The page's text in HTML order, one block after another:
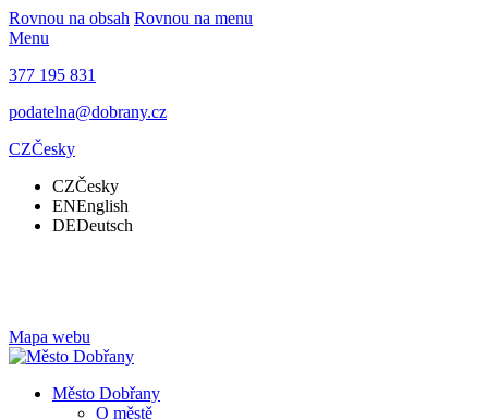
Rovnou na obsah Rovnou na menu
Menu
377 195 831
podatelna@dobrany.cz
CZČesky
CZČesky
ENEnglish
DEDeutsch
Mapa webu
Město Dobřany
O městě